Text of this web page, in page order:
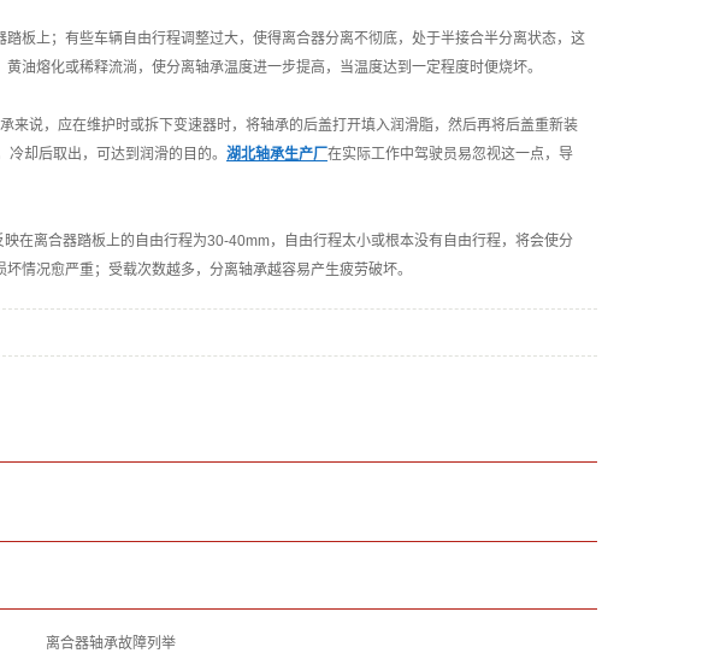
上；有些车辆自由行程调整过大，使得离合器分离不彻底，处于半接合半分离状态，这
油熔化或稀释流淌，使分离轴承温度进一步提高，当温度达到一定程度时便烧坏。
说，应在维护时或拆下变速器时，将轴承的后盖打开填入润滑脂，然后再将后盖重新装
却后取出，可达到润滑的目的。 湖北轴承生产厂 在实际工作中驾驶员易忽视这一点，导
离合器踏板上的自由行程为30-40mm，自由行程太小或根本没有自由行程，将会使分
情况愈严重；受载次数越多，分离轴承越容易产生疲劳破坏。
离合器轴承故障列举